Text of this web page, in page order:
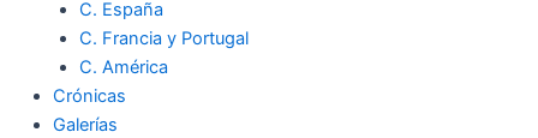
C. España
C. Francia y Portugal
C. América
Crónicas
Galerías